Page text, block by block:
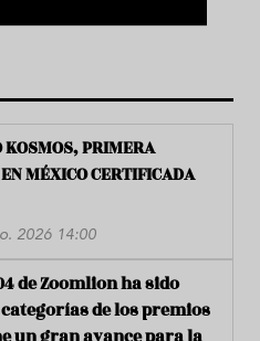
KOSMOS, PRIMERA
MÉXICO CERTIFICADA
2026 14:00
de Zoomlion ha sido
de los premios